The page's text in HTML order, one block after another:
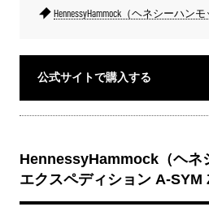
HennessyHammock（ヘネシーハンモ
公式サイトで購入する
HennessyHammock（ヘネ
エクスペディション A-SYM